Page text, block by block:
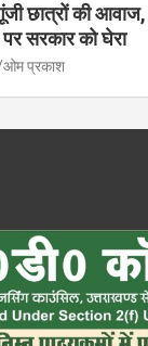
छात्रों की आवाज,
सरकार को घेरा
ओम प्रकाश